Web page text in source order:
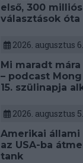
első, 300
választások óta
2026. augusztus 6.
Mi maradt
– podcast
15. szülinapja
2026. augusztus 5.
Amerikai állami
az USA-ba
tank